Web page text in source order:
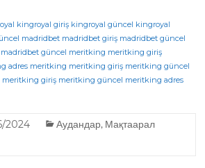
a
ts
A
p
kingroyal giriş kingroyal güncel kingroyal
madridbet madridbet giriş madridbet güncel
madridbet güncel meritking meritking giriş
adres meritking meritking giriş meritking güncel
meritking giriş meritking güncel meritking adres
2024 Аудандар, Мақтаарал